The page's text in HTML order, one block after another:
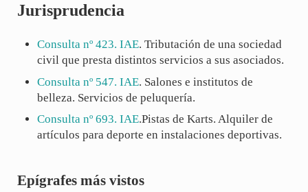
Jurisprudencia
Consulta nº 423. IAE. Tributación de una sociedad
civil que presta distintos servicios a sus asociados.
Consulta nº 547. IAE. Salones e institutos de
belleza. Servicios de peluquería.
Consulta nº 693. IAE.Pistas de Karts. Alquiler de
artículos para deporte en instalaciones deportivas.
Sidebar
Epígrafes más vistos